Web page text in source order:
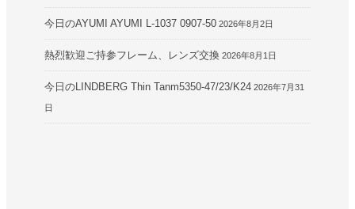
今日のAYUMI AYUMI L-1037 0907-50 2026年8月2日
熱烈歓迎ご持参フレーム、レンズ交換 2026年8月1日
今日のLINDBERG Thin Tanm5350-47/23/K24 2026年7月31
日